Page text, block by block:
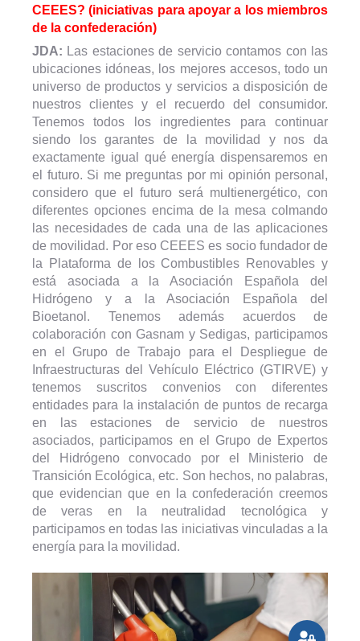
CEEES? (iniciativas para apoyar a los miembros
de la confederación)
JDA: Las estaciones de servicio contamos con las
ubicaciones idóneas, los mejores accesos, todo un
universo de productos y servicios a disposición de
nuestros clientes y el recuerdo del consumidor.
Tenemos todos los ingredientes para continuar
siendo los garantes de la movilidad y nos da
exactamente igual qué energía dispensaremos en
el futuro. Si me preguntas por mi opinión personal,
considero que el futuro será multienergético, con
diferentes opciones encima de la mesa colmando
las necesidades de cada una de las aplicaciones
de movilidad. Por eso CEEES es socio fundador de
la Plataforma de los Combustibles Renovables y
está asociada a la Asociación Española del
Hidrógeno y a la Asociación Española del
Bioetanol. Tenemos además acuerdos de
colaboración con Gasnam y Sedigas, participamos
en el Grupo de Trabajo para el Despliegue de
Infraestructuras del Vehículo Eléctrico (GTIRVE) y
tenemos suscritos convenios con diferentes
entidades para la instalación de puntos de recarga
en las estaciones de servicio de nuestros
asociados, participamos en el Grupo de Expertos
del Hidrógeno convocado por el Ministerio de
Transición Ecológica, etc. Son hechos, no palabras,
que evidencian que en la confederación creemos
de veras en la neutralidad tecnológica y
participamos en todas las iniciativas vinculadas a la
energía para la movilidad.